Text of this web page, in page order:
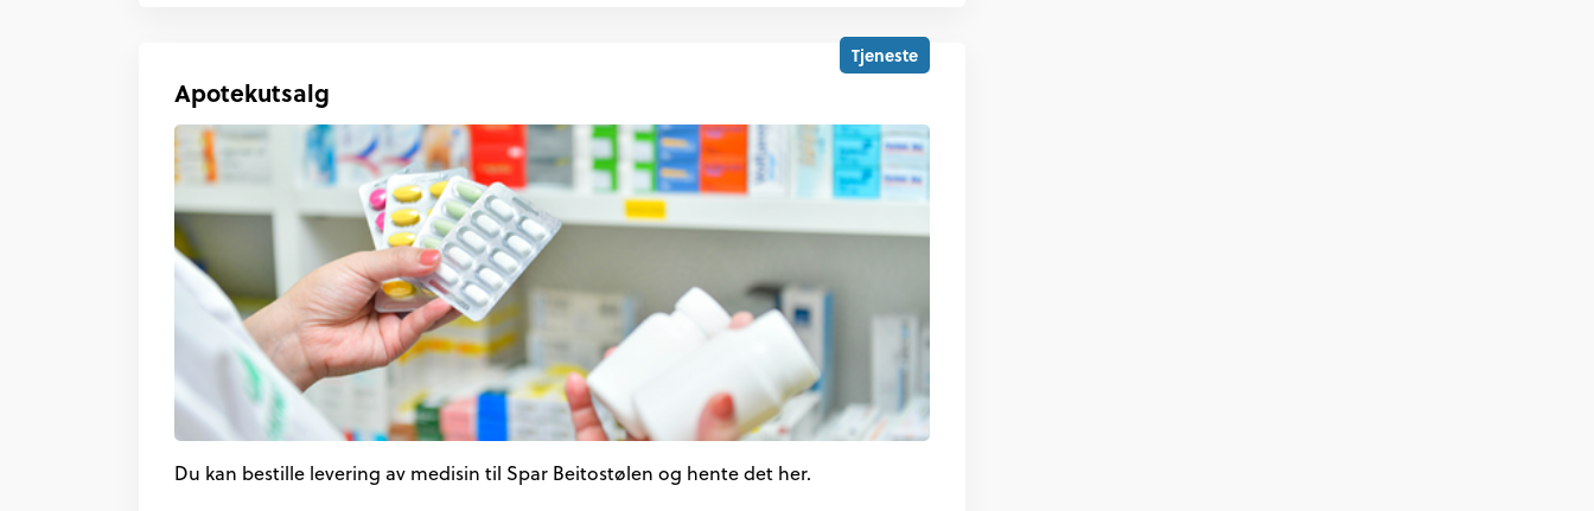
Tjeneste
Apotekutsalg
Du kan bestille levering av medisin til Spar Beitostølen og hente det her.